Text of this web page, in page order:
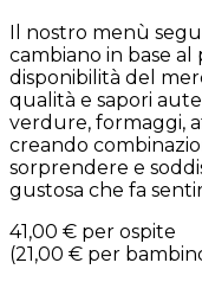
Il nostro menù
cambiano in base al
disponibilità del
qualità e sapori
verdure, formaggi,
creando
sorprendere e
gustosa che fa
41,00 € per ospite
(21,00 € per